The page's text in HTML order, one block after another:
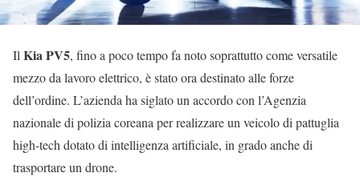
IlKia PV5, fino a poco tempo fa noto soprattutto come versatile
mezzo da lavoro elettrico, è stato ora destinato alle forze
dell’ordine. L’azienda ha siglato un accordo con l’Agenzia
nazionale di polizia coreana per realizzare un veicolo di pattuglia
high-tech dotato di intelligenza artificiale, in grado anche di
trasportare un drone.